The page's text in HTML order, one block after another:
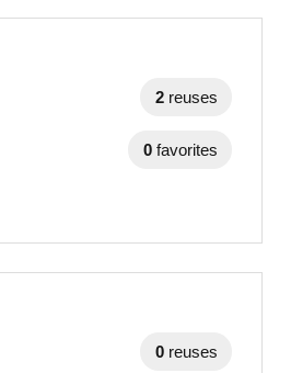
2 reuses
0 favorites
0 reuses